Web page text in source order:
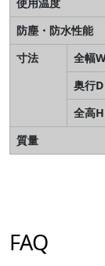
防塵・防水性能
寸法
全幅
奥行D
全高H
質量
FAQ